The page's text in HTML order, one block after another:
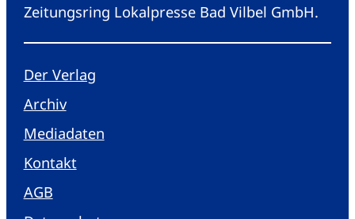
Zeitungsring Lokalpresse Bad Vilbel GmbH.
Der Verlag
Archiv
Mediadaten
Kontakt
AGB